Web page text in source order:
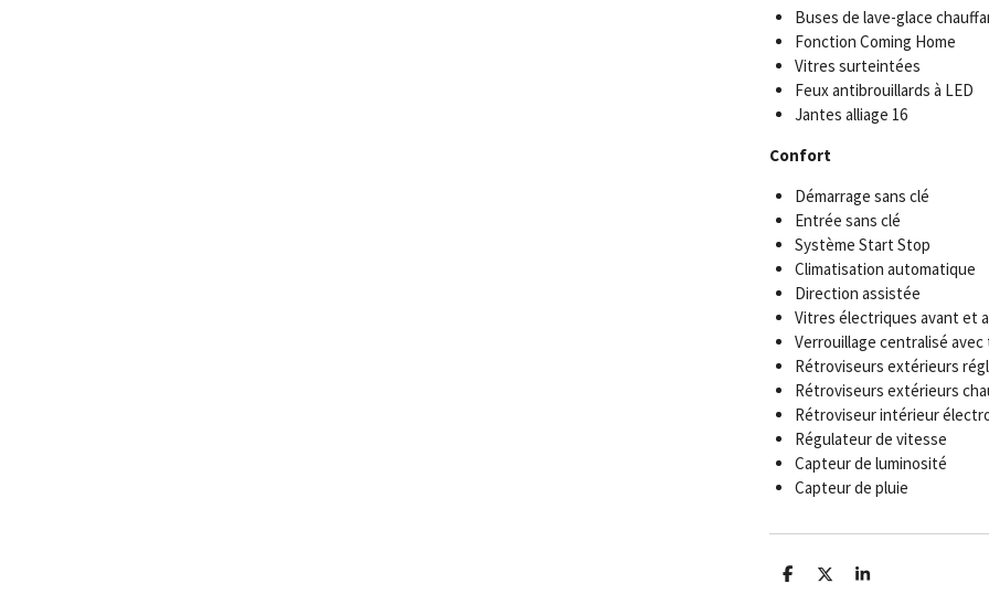
Buses de lave-glace
Fonction Coming Home
Vitres surteintées
Feux antibrouillards à LED
Jantes alliage 16
Confort
Démarrage sans clé
Entrée sans clé
Système Start Stop
Climatisation automatique
Direction assistée
Vitres électriques avant et
Verrouillage centralisé
Rétroviseurs extérieurs
Rétroviseurs extérieurs
Rétroviseur intérieur
Régulateur de vitesse
Capteur de luminosité
Capteur de pluie
P
P
P